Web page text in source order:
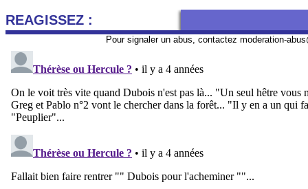
REAGISSEZ :
Pour signaler un abus, contactez moderation-